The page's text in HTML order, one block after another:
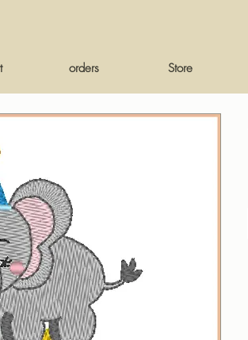
orders Store